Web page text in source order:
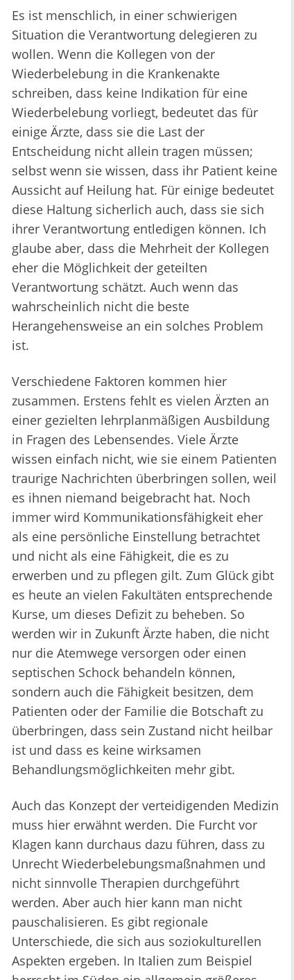
Es ist menschlich, in einer schwierigen
Situation die Verantwortung delegieren zu
wollen. Wenn die Kollegen von der
Wiederbelebung in die Krankenakte
schreiben, dass keine Indikation für eine
Wiederbelebung vorliegt, bedeutet das für
einige Ärzte, dass sie die Last der
Entscheidung nicht allein tragen müssen;
selbst wenn sie wissen, dass ihr Patient keine
Aussicht auf Heilung hat. Für einige bedeutet
diese Haltung sicherlich auch, dass sie sich
ihrer Verantwortung entledigen können. Ich
glaube aber, dass die Mehrheit der Kollegen
eher die Möglichkeit der geteilten
Verantwortung schätzt. Auch wenn das
wahrscheinlich nicht die beste
Herangehensweise an ein solches Problem
ist.
Verschiedene Faktoren kommen hier
zusammen. Erstens fehlt es vielen Ärzten an
einer gezielten lehrplanmäßigen Ausbildung
in Fragen des Lebensendes. Viele Ärzte
wissen einfach nicht, wie sie einem Patienten
traurige Nachrichten überbringen sollen, weil
es ihnen niemand beigebracht hat. Noch
immer wird Kommunikationsfähigkeit eher
als eine persönliche Einstellung betrachtet
und nicht als eine Fähigkeit, die es zu
erwerben und zu pflegen gilt. Zum Glück gibt
es heute an vielen Fakultäten entsprechende
Kurse, um dieses Defizit zu beheben. So
werden wir in Zukunft Ärzte haben, die nicht
nur die Atemwege versorgen oder einen
septischen Schock behandeln können,
sondern auch die Fähigkeit besitzen, dem
Patienten oder der Familie die Botschaft zu
überbringen, dass sein Zustand nicht heilbar
ist und dass es keine wirksamen
Behandlungsmöglichkeiten mehr gibt.
Auch das Konzept der verteidigenden Medizin
muss hier erwähnt werden. Die Furcht vor
Klagen kann durchaus dazu führen, dass zu
Unrecht Wiederbelebungsmaßnahmen und
nicht sinnvolle Therapien durchgeführt
werden. Aber auch hier kann man nicht
pauschalisieren. Es gibt regionale
Unterschiede, die sich aus soziokulturellen
Aspekten ergeben. In Italien zum Beispiel